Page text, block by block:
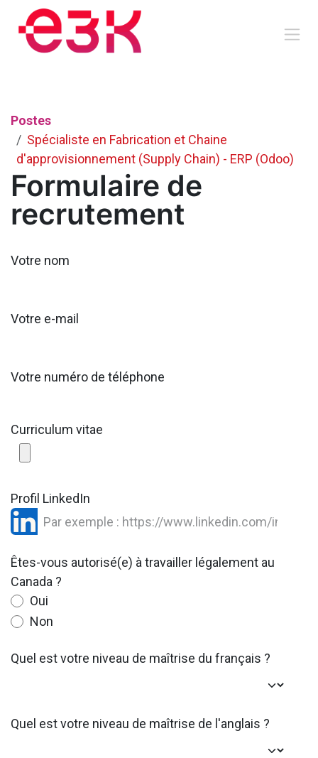
Se rendre au contenu
Postes
Spécialiste en Fabrication et Chaine
d'approvisionnement (Supply Chain) - ERP (Odoo)
Formulaire de
recrutement
Votre nom
Votre e-mail
Votre numéro de téléphone
Curriculum vitae
Profil LinkedIn
Êtes-vous autorisé(e) à travailler légalement au
Canada ?
Oui
Non
Quel est votre niveau de maîtrise du français ?
Quel est votre niveau de maîtrise de l'anglais ?